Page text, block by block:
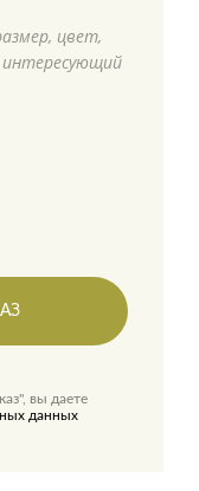
цвет,
вы даете
данных